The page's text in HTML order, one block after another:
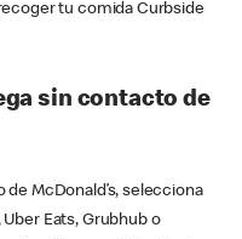
tu comida Curbside
sin contacto de
McDonald’s, selecciona
Eats, Grubhub o